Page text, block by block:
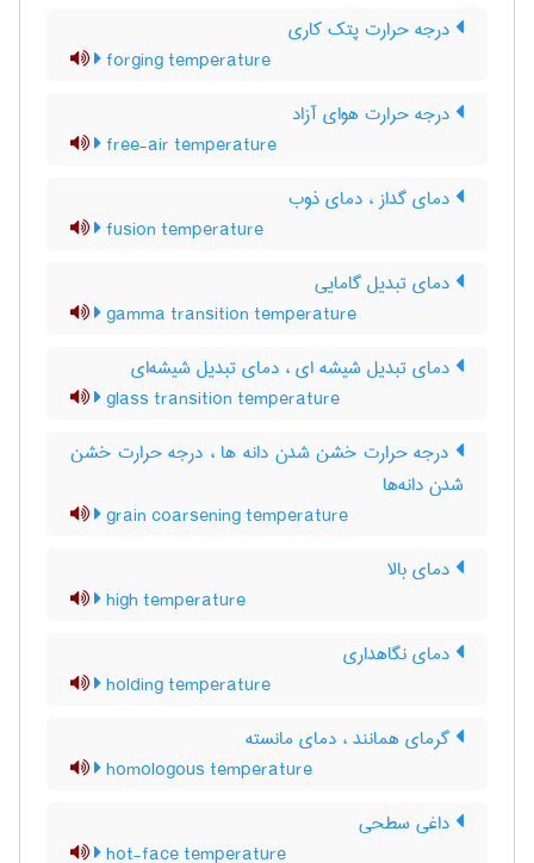
درجه حرارت پتک کاری
forging temperature
درجه حرارت هوای آزاد
free-air temperature
دمای گداز ، دمای ذوب
fusion temperature
دمای تبدیل گامایی
gamma transition temperature
دمای تبدیل شیشه ای ، دمای تبدیل شیشه‌ای
glass transition temperature
درجه حرارت خشن شدن دانه ها ، درجه حرارت خشن
شدن دانه‌ها
grain coarsening temperature
دمای بالا
high temperature
دمای نگاهداری
holding temperature
گرمای همانند ، دمای مانسته
homologous temperature
داغی سطحی
hot-face temperature